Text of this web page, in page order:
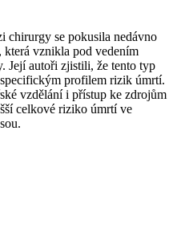
chirurgy se pokusila nedávno
která vznikla pod vedením
Její autoři zjistili, že tento typ
profilem rizik úmrtí.
vzdělání i přístup ke zdrojům
celkové riziko úmrtí ve